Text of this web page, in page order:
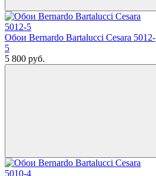
Обои Bernardo Bartalucci Cesara 5012-
5
5 800 руб.